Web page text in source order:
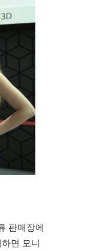
판매장에
면 모니